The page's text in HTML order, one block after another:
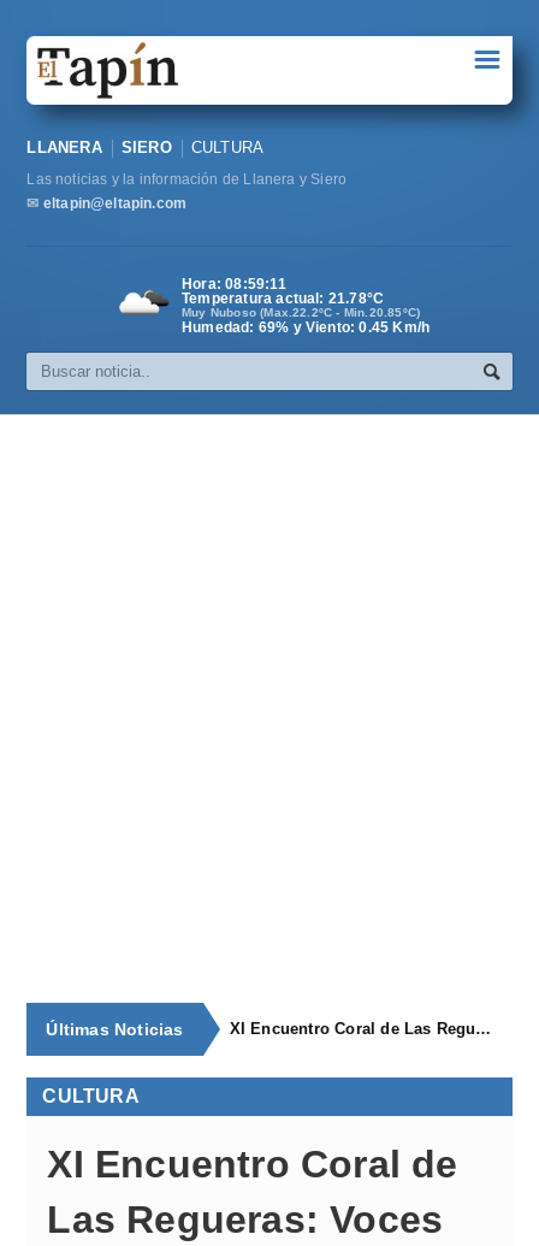
Sociedad
Política
Cultura
☰
LLANERA SIERO CULTURA
Las noticias y la información de Llanera y Siero
✉ eltapin@eltapin.com
Hora:08:59:11
Temperatura actual: 21.78°C
Muy Nuboso (Max.22.2ºC - Min.20.85ºC)
Humedad: 69% y Viento: 0.45 Km/h
Últimas Noticias XI Encuentro Coral de Las Regueras: Voces de 10 y un repertorio especial para la ocasión
CULTURA
XI Encuentro Coral de
Las Regueras: Voces